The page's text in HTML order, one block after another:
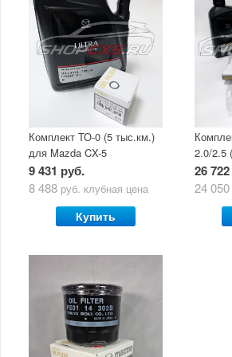
Комплект ТО-0 (5 тыс.км.)
для Mazda CX-5
(двигатель 2.0/2.5) с
маслом Mazda Original Oil
9 431 руб.
8 488 руб. клубная цена
Купить
2.0/2.5
Mazda
5W30
26
24 050